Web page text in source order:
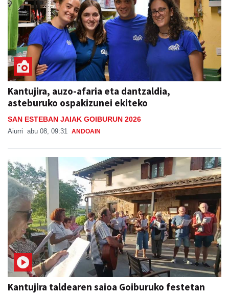
Kantujira, auzo-afaria eta dantzaldia,
asteburuko ospakizunei ekiteko
SAN ESTEBAN JAIAK GOIBURUN 2026
Aiurri abu 08, 09:31 ANDOAIN
Kantujira taldearen saioa Goiburuko festetan